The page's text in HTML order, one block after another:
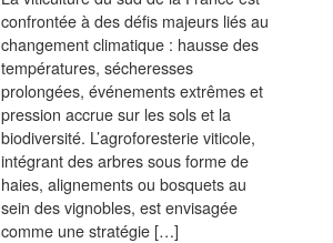
confrontée à des défis majeurs liés au
changement climatique : hausse des
températures, sécheresses
prolongées, événements extrêmes et
pression accrue sur les sols et la
biodiversité. L’agroforesterie viticole,
intégrant des arbres sous forme de
haies, alignements ou bosquets au
sein des vignobles, est envisagée
comme une stratégie […]